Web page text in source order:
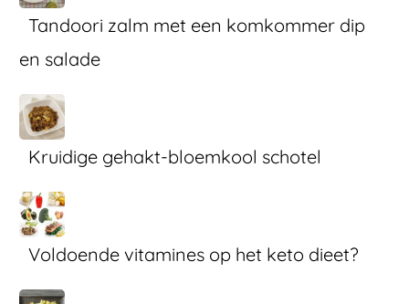
Tandoori zalm met een komkommer dip
en salade
Kruidige gehakt-bloemkool schotel
Voldoende vitamines op het keto dieet?